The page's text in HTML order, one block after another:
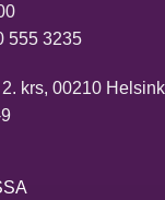
555 3235
krs, 00210